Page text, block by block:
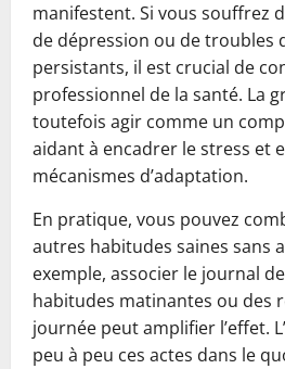
manifestent. Si vous souffrez
de dépression ou de troubles
persistants, il est crucial de
professionnel de la santé. La
toutefois agir comme un
aidant à encadrer le stress et
mécanismes d’adaptation.
En pratique, vous pouvez
autres habitudes saines sans
exemple, associer le journal
habitudes matinantes ou des
journée peut amplifier l’effet.
peu à peu ces actes dans le